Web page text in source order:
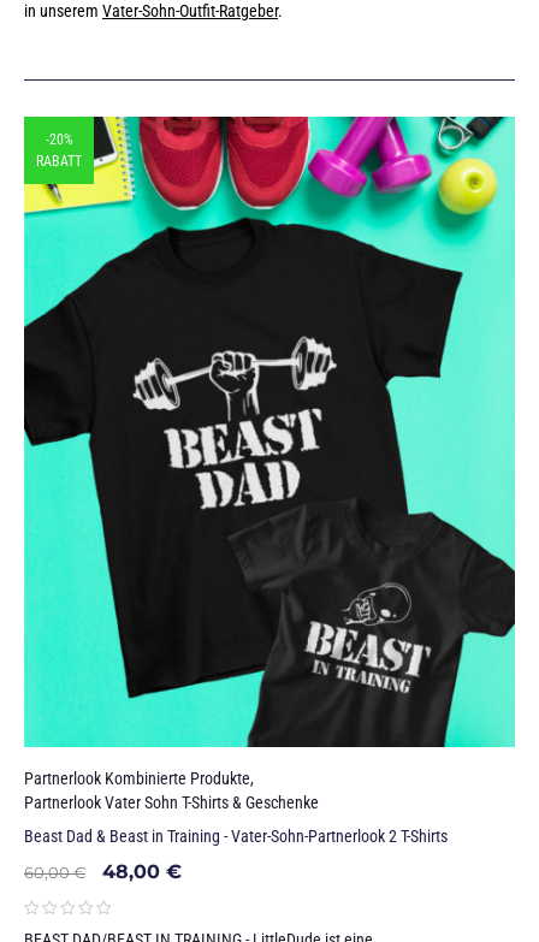
in unserem Vater-Sohn-Outfit-Ratgeber.
-20%
RABATT
Partnerlook Kombinierte Produkte,
Partnerlook Vater Sohn T-Shirts & Geschenke
Beast Dad & Beast in Training - Vater-Sohn-Partnerlook 2 T-Shirts
60,00€ 48,00 €